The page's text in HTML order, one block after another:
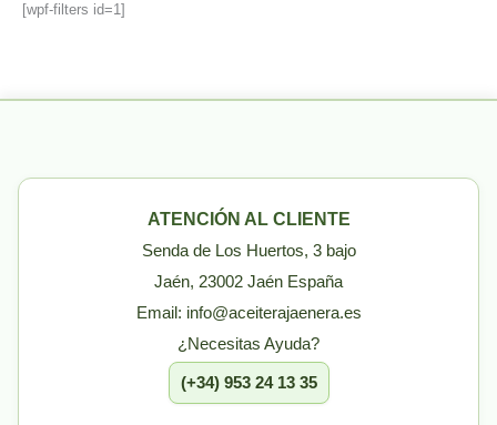
[wpf-filters id=1]
ATENCIÓN AL CLIENTE
Senda de Los Huertos, 3 bajo
Jaén, 23002 Jaén España
Email: info@aceiterajaenera.es
¿Necesitas Ayuda?
(+34) 953 24 13 35